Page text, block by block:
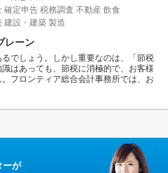
確定申告 税務調査 不動産 飲食
建設・建築 製造
レーン
でしょう。しかし重要なのは、「節税
はあっても、節税に消極的で、お客様
フロンティア総合会計事務所では、お
ーが